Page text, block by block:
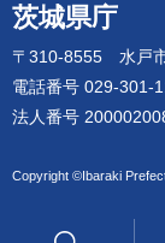
茨城県庁
〒310-8555 水戸
電話番号 029-301-
法人番号
Copyright ©Ibaraki